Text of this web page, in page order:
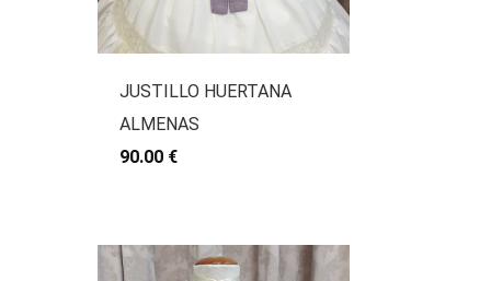
JUSTILLO HUERTANA
ALMENAS
90.00 €